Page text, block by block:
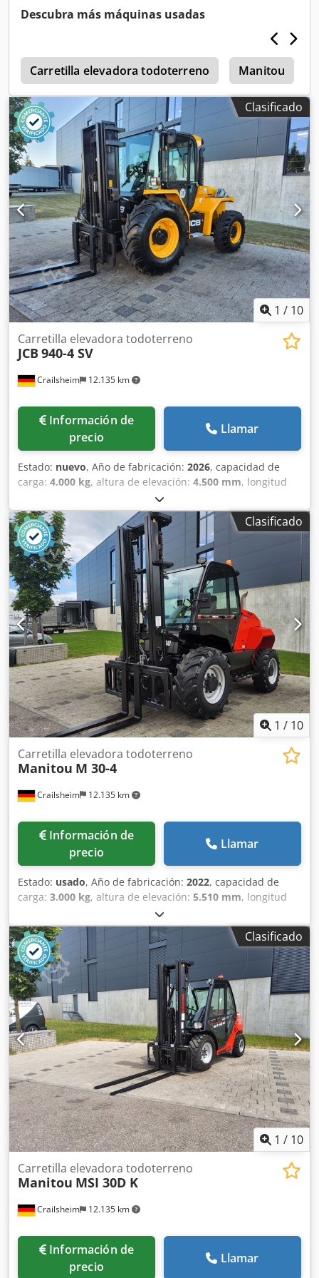
Aisztgiioisr Altura de elevación (mm): 4.540 Capacidad de
Descubra más máquinas usadas
Carretilla elevadora todoterreno Manitou
Clasificado
1 / 10
Crailsheim 12.135 km
Carretilla elevadora todoterreno
JCB 940-4 SV
Información de
precio
Llamar
Estado: nuevo, Año de fabricación: 2026, capacidad de
carga: 4.000 kg, altura de elevación: 4.500 mm, longitud
, Carretilla elevadora para terrenos difíciles
JCB 940-4 SV Motor: diésel Año de fabricación: 2026 Altura
máxima de elevación (mm): 4.500 Dsdpfeztghlex Aiiskr
Capacidad de carga (kg): 4.000
Clasificado
1 / 10
Crailsheim 12.135 km
Carretilla elevadora todoterreno
Manitou M 30-4
Información de
precio
Llamar
Estado: usado, Año de fabricación: 2022, capacidad de
carga: 3.000 kg, altura de elevación: 5.510 mm, longitud
, Carretilla elevadora todoterreno Manitou
M 30-4 Motor: diésel Año de fabricación: 2022 Altura de
elevación (mm): 5.510 Djdpfx Ajztggnsiiskr Capacidad de
carga (kg): 3.000
Clasificado
1 / 10
Crailsheim 12.135 km
Carretilla elevadora todoterreno
Manitou MSI 30D K
Información de
precio
Llamar